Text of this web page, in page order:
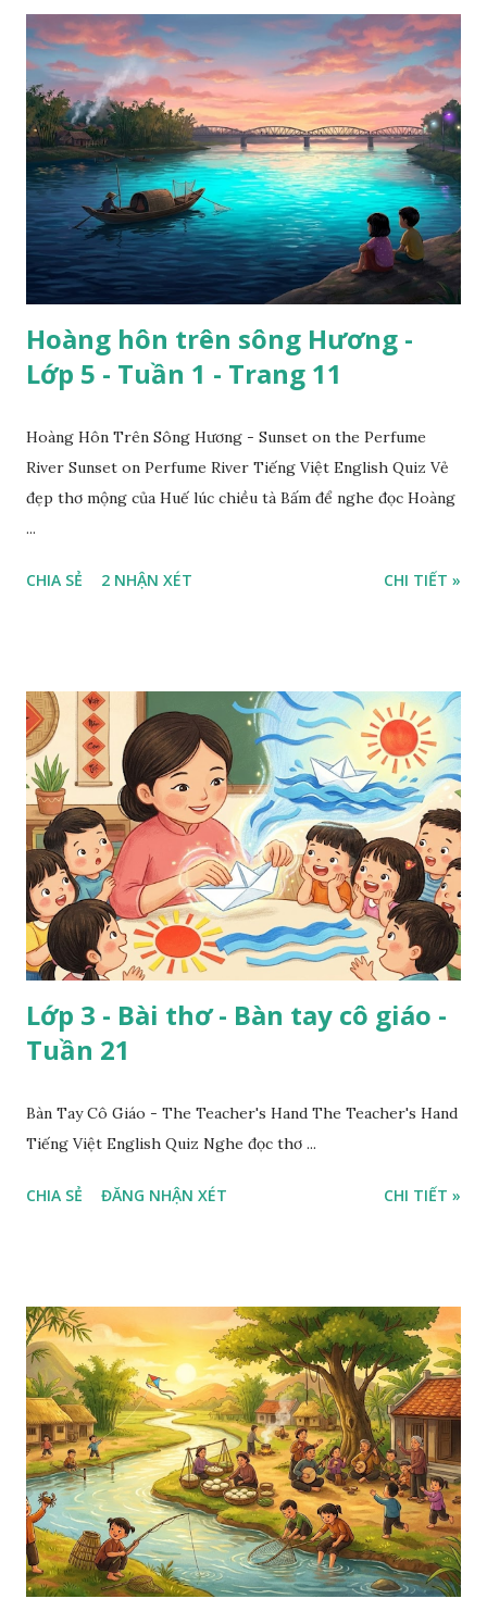
Hoàng hôn trên sông Hương -
Lớp 5 - Tuần 1 - Trang 11
Hoàng Hôn Trên Sông Hương - Sunset on the Perfume
River Sunset on Perfume River Tiếng Việt English Quiz Vẻ
đẹp thơ mộng của Huế lúc chiều tà Bấm để nghe đọc Hoàng
...
CHIA SẺ 2 NHẬN XÉT CHI TIẾT »
Lớp 3 - Bài thơ - Bàn tay cô giáo -
Tuần 21
Bàn Tay Cô Giáo - The Teacher's Hand The Teacher's Hand
Tiếng Việt English Quiz Nghe đọc thơ ...
CHIA SẺ ĐĂNG NHẬN XÉT CHI TIẾT »